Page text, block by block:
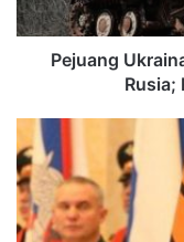
Pejuang
Rusia;